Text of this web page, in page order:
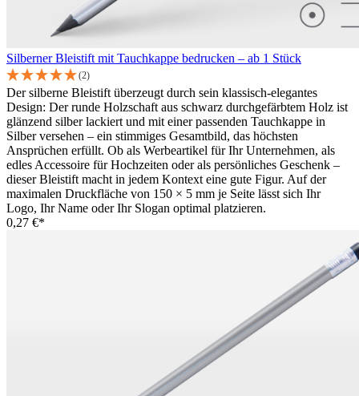
Silberner Bleistift mit Tauchkappe bedrucken – ab 1 Stück
(2)
Der silberne Bleistift überzeugt durch sein klassisch-elegantes
Design: Der runde Holzschaft aus schwarz durchgefärbtem Holz ist
glänzend silber lackiert und mit einer passenden Tauchkappe in
Silber versehen – ein stimmiges Gesamtbild, das höchsten
Ansprüchen erfüllt. Ob als Werbeartikel für Ihr Unternehmen, als
edles Accessoire für Hochzeiten oder als persönliches Geschenk –
dieser Bleistift macht in jedem Kontext eine gute Figur. Auf der
maximalen Druckfläche von 150 × 5 mm je Seite lässt sich Ihr
Logo, Ihr Name oder Ihr Slogan optimal platzieren.
0,27 €*